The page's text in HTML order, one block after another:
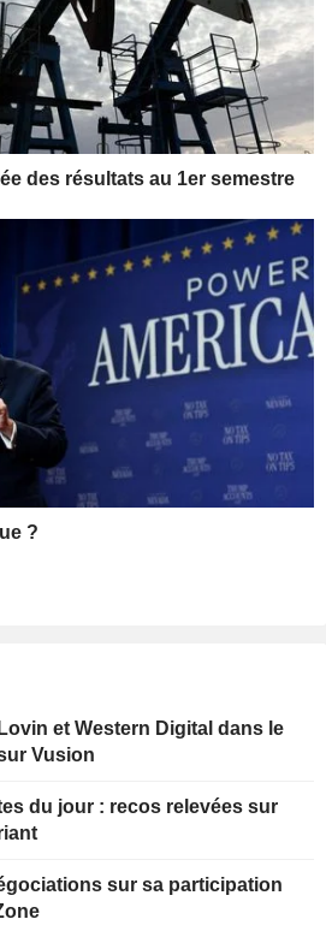
des résultats au 1er semestre
?
et Western Digital dans le
Vusion
du jour : recos relevées sur
sur sa participation